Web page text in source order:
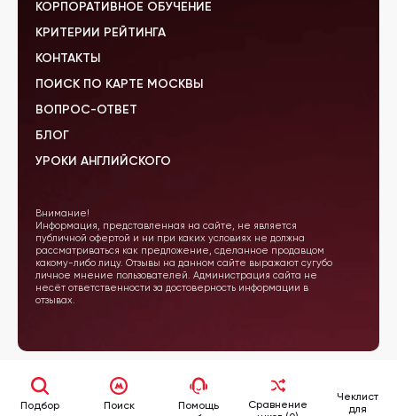
КОРПОРАТИВНОЕ ОБУЧЕНИЕ
КРИТЕРИИ РЕЙТИНГА
КОНТАКТЫ
ПОИСК ПО КАРТЕ МОСКВЫ
ВОПРОС-ОТВЕТ
БЛОГ
УРОКИ АНГЛИЙСКОГО
Внимание!
Информация, представленная на сайте, не является
публичной офертой и ни при каких условиях не должна
рассматриваться как предложение, сделанное продавцом
какому-либо лицу. Отзывы на данном сайте выражают сугубо
личное мнение пользователей. Администрация сайта не
несёт ответственности за достоверность информации в
отзывах.
Подбор
Поиск
Помощь
Сравнение
Чеклист
для